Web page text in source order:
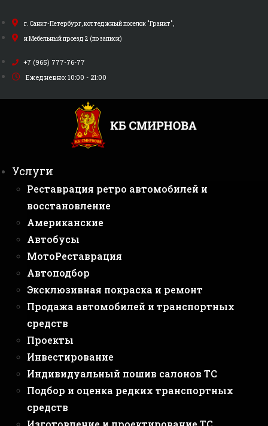
к
содержимому
г. Санкт-Петербург, коттеджный поселок "Гранит",
и Мебельный проезд 2 (по записи)
+7 (965) 777-76-77
Ежедневно: 10:00 - 21:00
Услуги
Реставрация ретро автомобилей и
восстановление
Американские
Автобусы
МотоРеставрация
Автоподбор
Эксклюзивная покраска и ремонт
Продажа автомобилей и транспортных
средств
Проекты
Инвестирование
Индивидуальный пошив салонов ТС
Подбор и оценка редких транспортных
средств